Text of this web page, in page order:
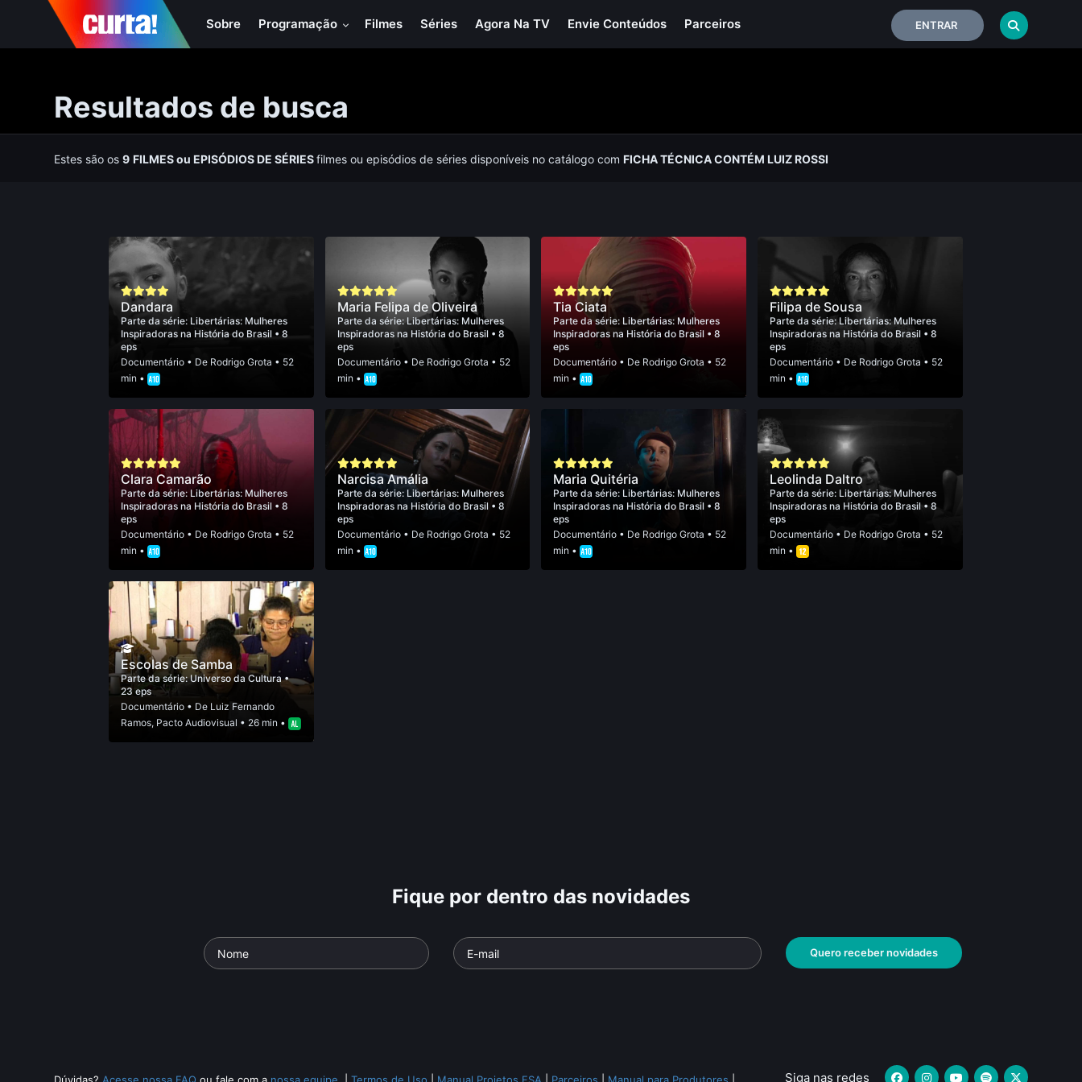
Sobre Programação Filmes Séries Agora Na TV Envie Conteúdos Parceiros ENTRAR
Resultados de busca
Estes são os9 FILMESou EPISÓDIOS DE SÉRIESfilmes ou episódios de séries disponíveis no catálogo comFICHA TÉCNICA CONTÉM LUIZ ROSSI
Dandara
Parte da série: Libertárias: Mulheres
Inspiradoras na História do Brasil • 8
eps
Documentário• De Rodrigo Grota • 52
min •
Maria Felipa de Oliveira
Parte da série:Libertárias: Mulheres
Inspiradoras na História do Brasil • 8
eps
Documentário• De Rodrigo Grota • 52
min •
Tia Ciata
Parte da série: Libertárias: Mulheres
Inspiradoras na História do Brasil • 8
eps
Documentário • De Rodrigo Grota • 52
min •
Filipa de Sousa
Parte da série:Libertárias: Mulheres
Inspiradoras na História do Brasil • 8
eps
Documentário • De Rodrigo Grota • 52
min •
Clara Camarão
Parte da série: Libertárias: Mulheres
Inspiradoras na História do Brasil • 8
eps
Documentário• De Rodrigo Grota • 52
min •
Narcisa Amália
Parte da série: Libertárias: Mulheres
Inspiradoras na História do Brasil • 8
eps
Documentário• De Rodrigo Grota • 52
min •
Maria Quitéria
Parte da série: Libertárias: Mulheres
Inspiradoras na História do Brasil • 8
eps
Documentário • De Rodrigo Grota • 52
min •
Leolinda Daltro
Parte da série: Libertárias: Mulheres
Inspiradoras na História do Brasil• 8
eps
Documentário • De Rodrigo Grota • 52
min •
Escolas de Samba
Parte da série:Universo da Cultura•
23 eps
Documentário• De Luiz Fernando
Ramos, Pacto Audiovisual • 26 min •
Fique por dentro das novidades
Quero receber novidades
Siga nas redes